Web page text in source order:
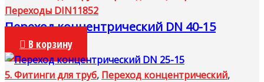
Переходы DIN11852
Переход концентрический DN 40-15
В корзину
5. Фитинги для труб, Переход концентрический,